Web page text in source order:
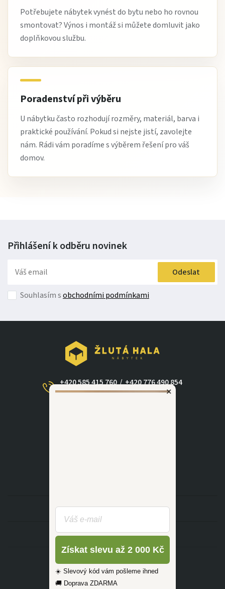
Potřebujete nábytek vynést do bytu nebo ho rovnou
smontovat? Výnos i montáž si můžete domluvit jako
doplňkovou službu.
Poradenství při výběru
U nábytku často rozhodují rozměry, materiál, barva i
praktické používání. Pokud si nejste jistí, zavolejte
nám. Rádi vám poradíme s výběrem řešení pro váš
domov.
Přihlášení k odběru novinek
Odeslat
Souhlasím sobchodními podmínkami
+420 585 415 760
(Po - Ne 09:00-17:30)
/ +420 776 490 854
KATEGORIE
INFORMACE
×
Získat slevu až 2 000 Kč
☀️ Slevový kód vám pošleme ihned
🚚 Doprava ZDARMA